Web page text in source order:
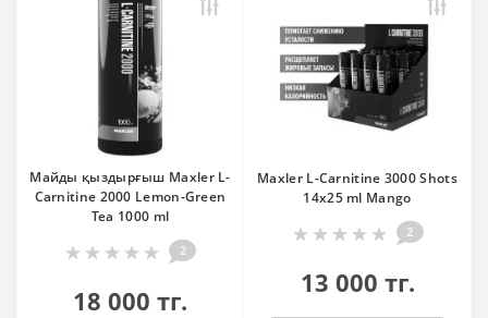
Майды қыздырғыш Maxler L-
Carnitine 2000 Lemon-Green
Tea 1000 ml
2
18 000 тг.
Maxler L-Carnitine 3000 Shots
14x25 ml Mango
2
13 000 тг.